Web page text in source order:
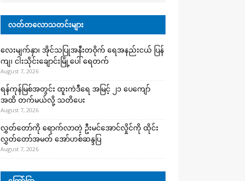
လတ်တလောသတင်းများ
လေးမျက်နှာ၊ အိုင်သပြုအနီးတဝိုက် ရေအနည်းငယ် ပြန်
ကျ၊ ငါးသိုင်းချောင်းမြို့ပေါ် ရေတက်
August 7, 2026
ရန်ကုန်မြစ်အတွင်း ထူးကဲဒီရေ အ​မြင့် ၂၁ ပေကျော်
အထိ တက်မယ်လို့ သတိပေး
August 7, 2026
လွှတ်တော်ကို ရောက်လာတဲ့ ဦးမင်အောင်လှိုင်ကို ထိုင်း
လွှတ်တော်အမတ် အော်ဟစ်ဆန္ဒပြ
August 7, 2026